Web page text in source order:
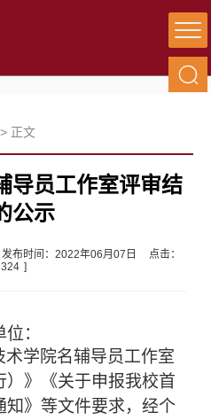
正文
导员工作室评审结
公示
发布时间：2022年06月07日
点击：
324 ]
：
学院名辅导员工作室
）》《关于申报我校首
知》等文件要求，经个